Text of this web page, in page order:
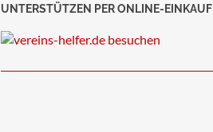
UNTERSTÜTZEN PER ONLINE-EINKAUF